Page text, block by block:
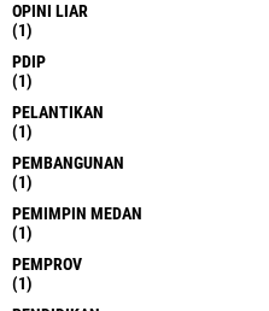
OPINI LIAR
(1)
PDIP
(1)
PELANTIKAN
(1)
PEMBANGUNAN
(1)
PEMIMPIN MEDAN
(1)
PEMPROV
(1)